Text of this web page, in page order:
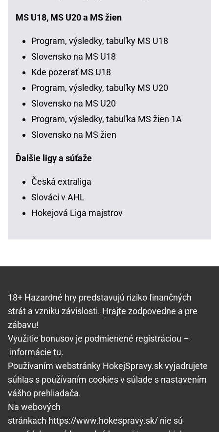
MS U18, MS U20 a MS žien
Program, výsledky, tabuľky MS U18
Slovensko na MS U18
Kde pozerať MS U18
Program, výsledky, tabuľky MS U20
Slovensko na MS U20
Program, výsledky, tabuľka MS žien 1A
Slovensko na MS žien
Ďalšie ligy a súťaže
Česká extraliga
Slováci v AHL
Hokejová Liga majstrov
18+ Hazardné hry predstavujú riziko finančných
strát a vzniku závislosti. Hrajte zodpovedne a pre
zábavu!
Využitie bonusov je podmienené registráciou –
informácie tu.
Používaním webstránky HokejSpravy.sk vyjadrujete
súhlas s používaním cookies v súlade s nastavením
vášho prehliadača.
Na webových
stránkach https://www.hokespravy.sk/ nie sú